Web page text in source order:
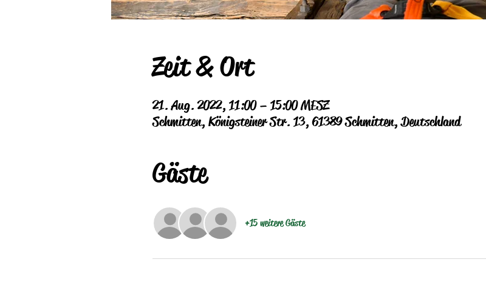
Zeit & Ort
21. Aug. 2022, 11:00 – 15:00 MESZ
Schmitten, Königsteiner Str. 13, 61389 Schmitten, Deutschland
Gäste
+15 weitere Gäste